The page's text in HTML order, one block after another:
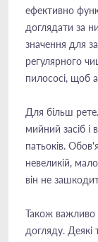
ефективно
доглядати за
значення для
регулярного
пилососі, щоб
Для більш
мийний засіб і
патьоків.
невеликій,
він не
Також важливо
догляду.